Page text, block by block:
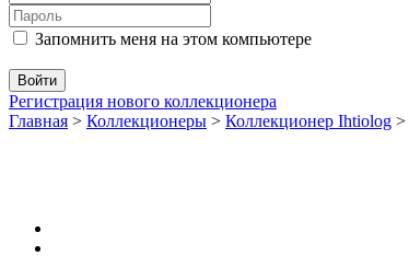
Запомнить меня на этом компьютере
Регистрация нового коллекционера
Главная > Коллекционеры > Коллекционер Ihtiolog >